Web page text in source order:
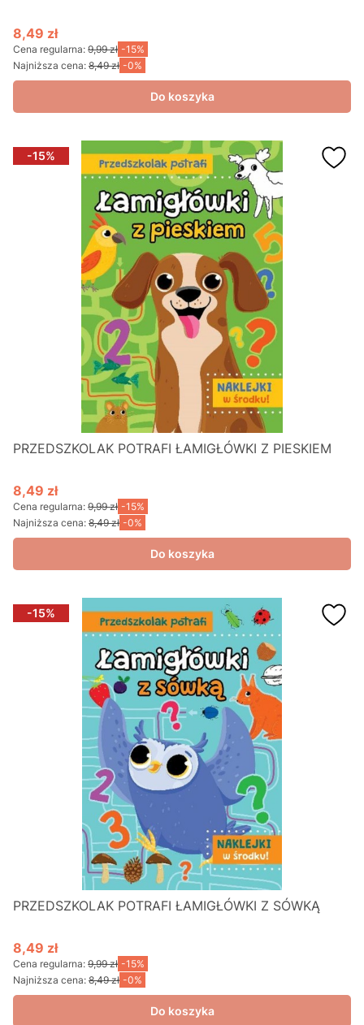
Cena promocyjna
8,49 zł
Cena regularna: 9,99 zł -15%
Najniższa cena: 8,49 zł -0%
Do koszyka
-15%
PRZEDSZKOLAK POTRAFI ŁAMIGŁÓWKI Z PIESKIEM
Cena promocyjna
8,49 zł
Cena regularna: 9,99 zł -15%
Najniższa cena: 8,49 zł -0%
Do koszyka
-15%
PRZEDSZKOLAK POTRAFI ŁAMIGŁÓWKI Z SÓWKĄ
Cena promocyjna
8,49 zł
Cena regularna: 9,99 zł -15%
Najniższa cena: 8,49 zł -0%
Do koszyka